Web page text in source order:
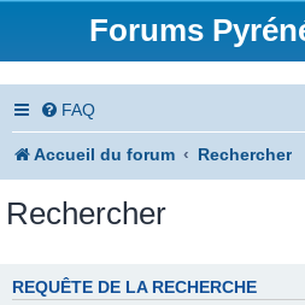
Forums
FAQ
Accueil du forum Rechercher
Rechercher
REQUÊTE DE LA RECHERCHE